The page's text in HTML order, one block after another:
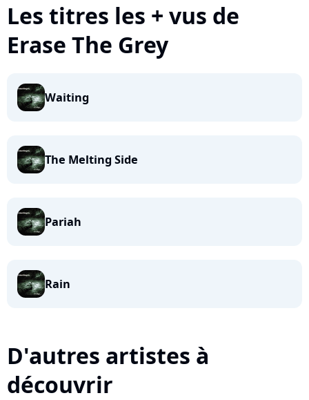
Les titres les + vus de
Erase The Grey
Waiting
The Melting Side
Pariah
Rain
D'autres artistes à
découvrir